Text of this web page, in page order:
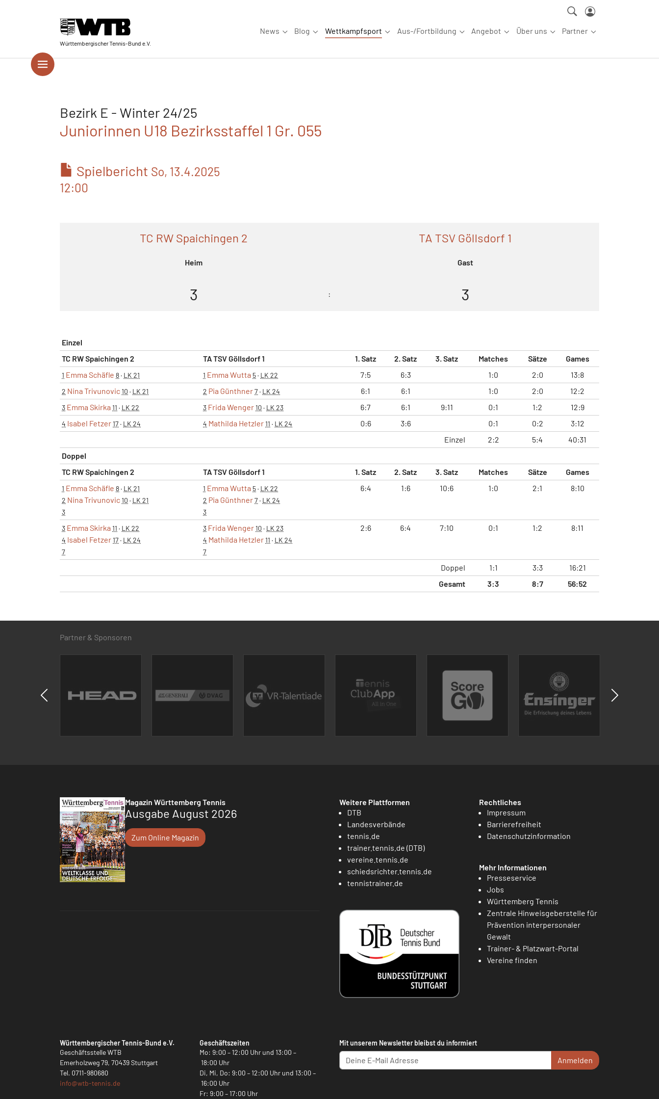
Württembergischer Tennis-Bund e.V.
News
Submenu for "News"
Blog
Submenu for "Blog"
Wettkampfsport
Submenu for "Wettkampfsport"
Aus-/Fortbildung
Submenu for "Aus-/Fortbildung"
Angebot
Submenu for "Angebot"
Über uns
Submenu for "Über uns"
Partner
Submenu for
Bezirk E - Winter 24/25
Juniorinnen U18 Bezirksstaffel 1 Gr. 055
Spielbericht So, 13.4.2025
12:00
TC RW Spaichingen 2
Heim
TA TSV Göllsdorf 1
Gast
3 : 3
Einzel
TC RW Spaichingen 2
TA TSV Göllsdorf 1 1. Satz 2. Satz 3. Satz Matches Sätze Games
1 Emma Schäfle 8· LK 21 1 Emma Wutta 5· LK 22 7:5 6:3 1:0 2:0 13:8
2 Nina Trivunovic10 · LK 21 2 Pia Günthner7· LK 24 6:1 6:1 1:0 2:0 12:2
3 Emma Skirka 11 · LK 22 3 Frida Wenger10 · LK 23 6:7 6:1 9:11 0:1 1:2 12:9
4 Isabel Fetzer17· LK 24 4 Mathilda Hetzler11 · LK 24 0:6 3:6 0:1 0:2
3:12
Einzel
2:2 5:4
40:31
Doppel
TC RW Spaichingen 2
TA TSV Göllsdorf 1 1. Satz 2. Satz 3. Satz Matches Sätze Games
1 Emma Schäfle 8· LK 21
2 Nina Trivunovic10 · LK 21
3
1 Emma Wutta 5· LK 22
2 Pia Günthner7· LK 24
3
6:4 1:6 10:6 1:0 2:1 8:10
3 Emma Skirka 11 · LK 22
4 Isabel Fetzer17· LK 24
7
3 Frida Wenger10 · LK 23
4 Mathilda Hetzler11 · LK 24
7
2:6 6:4 7:10 0:1 1:2 8:11
Doppel 1:1 3:3
16:21
Gesamt
3:3 8:7 56:52
Partner & Sponsoren
Magazin Württemberg Tennis
Ausgabe August 2026
Zum Online Magazin
Weitere Plattformen
DTB
Landesverbände
tennis.de
trainer.tennis.de (DTB)
vereine.tennis.de
schiedsrichter.tennis.de
tennistrainer.de
Rechtliches
Impressum
Barrierefreiheit
Datenschutzinformation
Mehr Informationen
Presseservice
Jobs
Württemberg Tennis
Zentrale Hinweisgeberstelle für
Prävention interpersonaler
Gewalt
Trainer- & Platzwart-Portal
Vereine finden
Württembergischer Tennis-Bund e.V.
Geschäftsstelle WTB
Emerholzweg 79, 70439 Stuttgart
Tel. 0711-980680
info@wtb-tennis.de
Geschäftszeiten
Mo: 9:00 – 12:00 Uhr und 13:00 –
18:00 Uhr
Di, Mi, Do: 9:00 – 12:00 Uhr und 13:00 –
16:00 Uhr
Fr: 9:00 – 17:00 Uhr
Mit unserem Newsletter bleibst du informiert
Anmelden